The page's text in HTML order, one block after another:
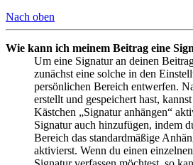
Nach oben
Wie kann ich meinem Beitrag eine
Um eine Signatur an deinen
zunächst eine solche in den
persönlichen Bereich entwerfen.
erstellt und gespeichert hast,
Kästchen „Signatur anhängen“
Signatur auch hinzufügen, indem
Bereich das standardmäßige
aktivierst. Wenn du einen